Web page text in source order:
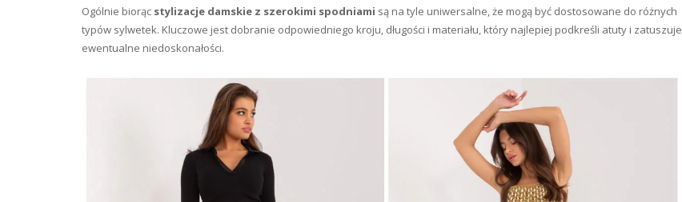
Ogólnie biorąc stylizacje damskie z szerokimi spodniami są na tyle uniwersalne, że mogą być dostosowane do różnych
typów sylwetek. Kluczowe jest dobranie odpowiedniego kroju, długości i materiału, który najlepiej podkreśli atuty i zatuszuje
ewentualne niedoskonałości.